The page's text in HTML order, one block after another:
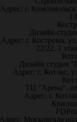
Адрес: г.
13
Дизайн-
Адрес: г. Кострома,
22/22, 1
Дизайн студия
Адрес: г. Котлас,
ТЦ "Арена",
Адрес: г.
Московская